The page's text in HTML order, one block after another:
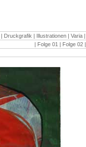
| Druckgrafik | Illustrationen | Varia |
| Folge 01 | Folge 02 |